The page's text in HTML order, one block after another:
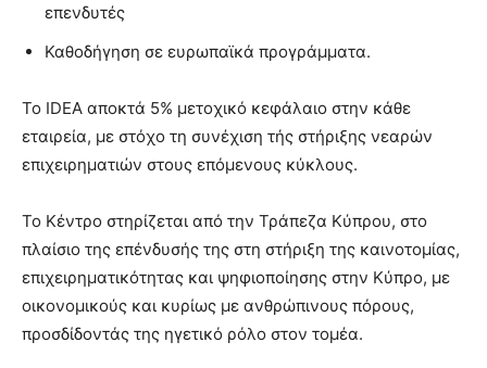
επενδυτές
Καθοδήγηση σε ευρωπαϊκά προγράμματα.
Το IDEA αποκτά 5% μετοχικό κεφάλαιο στην κάθε
εταιρεία, με στόχο τη συνέχιση τής στήριξης νεαρών
επιχειρηματιών στους επόμενους κύκλους.
Το Κέντρο στηρίζεται από την Τράπεζα Κύπρου, στο
πλαίσιο της επένδυσής της στη στήριξη της καινοτομίας,
επιχειρηματικότητας και ψηφιοποίησης στην Κύπρο, με
οικονομικούς και κυρίως με ανθρώπινους πόρους,
προσδίδοντάς της ηγετικό ρόλο στον τομέα.